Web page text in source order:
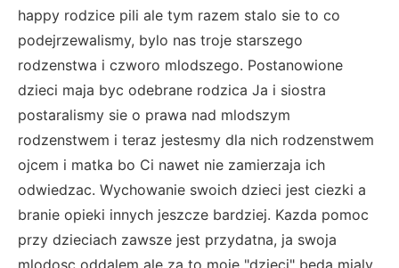
happy rodzice pili ale tym razem stalo sie to co
podejrzewalismy, bylo nas troje starszego
rodzenstwa i czworo mlodszego. Postanowione
dzieci maja byc odebrane rodzica Ja i siostra
postaralismy sie o prawa nad mlodszym
rodzenstwem i teraz jestesmy dla nich rodzenstwem
ojcem i matka bo Ci nawet nie zamierzaja ich
odwiedzac. Wychowanie swoich dzieci jest ciezki a
branie opieki innych jeszcze bardziej. Kazda pomoc
przy dzieciach zawsze jest przydatna, ja swoja
mlodosc oddalem ale za to moje "dzieci" beda mialy